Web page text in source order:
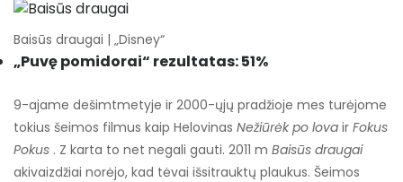
Baisūs draugai | „Disney“
„Puvę pomidorai“ rezultatas: 51%
9-ajame dešimtmetyje ir 2000-ųjų pradžioje mes turėjome
tokius šeimos filmus kaip Helovinas Nežiūrėk po lova ir Fokus
Pokus . Z karta to net negali gauti. 2011 m Baisūs draugai
akivaizdžiai norėjo, kad tėvai išsitrauktų plaukus. Šeimos